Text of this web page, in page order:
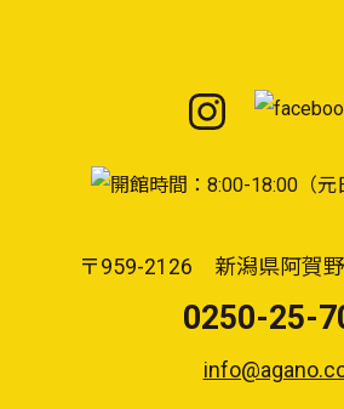
〒959-2126 新潟県阿賀
0250-25-